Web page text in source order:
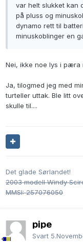
var helt slukket kan
på pluss og
dynamo rett til
minuskoblinger en
Nei, ikke noe lys i pæra
Ja, tilogmed jeg med
turteller uttak. Ble litt
skulle til....
Det glade Sørlandet!
2003 modell Windy
MMSI: 257076050
pipe
Svart